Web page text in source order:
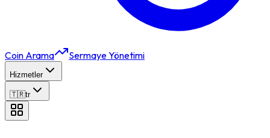
Coin Arama Sermaye Yönetimi
Hizmetler
🇹🇷tr